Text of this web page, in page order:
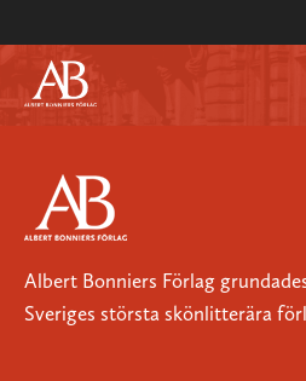
Albert Bonniers Förlag
Sveriges största skönlitterära